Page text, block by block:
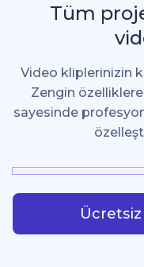
Tüm
Video kliplerinizin
Zengin
sayesinde